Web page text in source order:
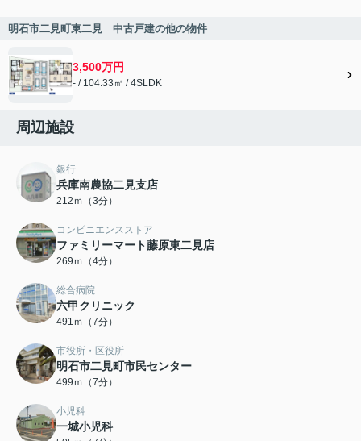
明石市二見町東二見 中古戸建の他の物件
3,500万円
- / 104.33㎡ / 4SLDK
周辺施設
銀行
兵庫南農協二見支店
212ｍ（3分）
コンビニエンスストア
ファミリーマート藤原東二見店
269ｍ（4分）
総合病院
六甲クリニック
491ｍ（7分）
市役所・区役所
明石市二見町市民センター
499ｍ（7分）
小児科
一城小児科